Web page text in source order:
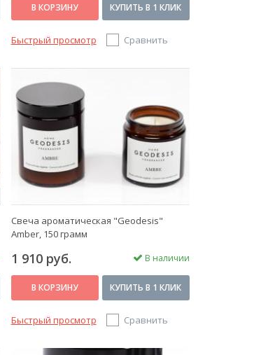
В КОРЗИНУ КУПИТЬ В 1 КЛИК
Быстрый просмотр Сравнить
Свеча ароматическая "Geodesis"
Amber, 150 грамм
1 910 руб. В наличии
В КОРЗИНУ КУПИТЬ В 1 КЛИК
Быстрый просмотр Сравнить